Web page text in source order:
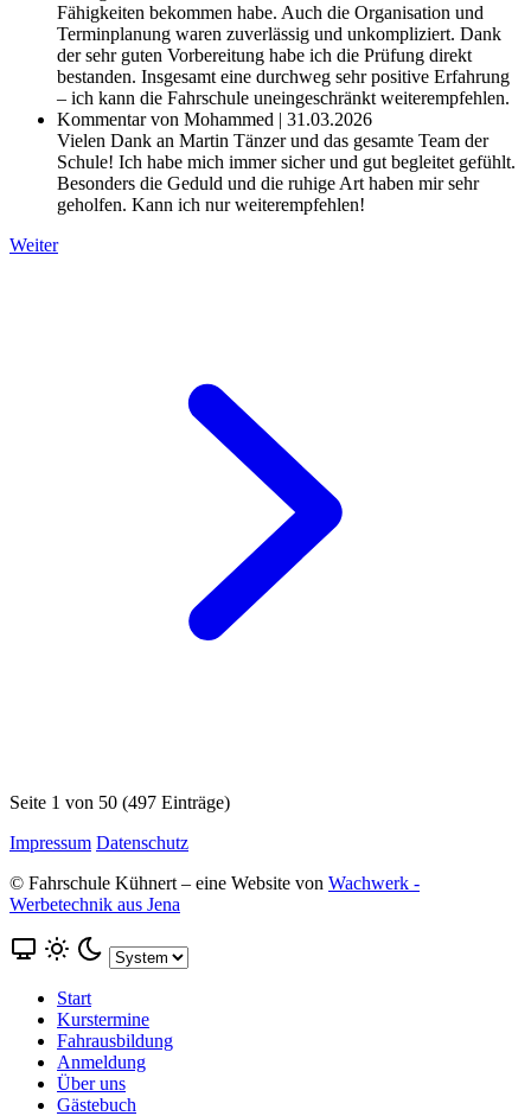
Fähigkeiten bekommen habe. Auch die Organisation und
Terminplanung waren zuverlässig und unkompliziert. Dank
der sehr guten Vorbereitung habe ich die Prüfung direkt
bestanden. Insgesamt eine durchweg sehr positive Erfahrung
– ich kann die Fahrschule uneingeschränkt weiterempfehlen.
Kommentar von Mohammed | 31.03.2026
Vielen Dank an Martin Tänzer und das gesamte Team der
Schule! Ich habe mich immer sicher und gut begleitet gefühlt.
Besonders die Geduld und die ruhige Art haben mir sehr
geholfen. Kann ich nur weiterempfehlen!
Weiter
Seite 1 von 50 (497 Einträge)
Impressum Datenschutz
© Fahrschule Kühnert – eine Website von Wachwerk -
Werbetechnik aus Jena
Start
Kurstermine
Fahrausbildung
Anmeldung
Über uns
Gästebuch